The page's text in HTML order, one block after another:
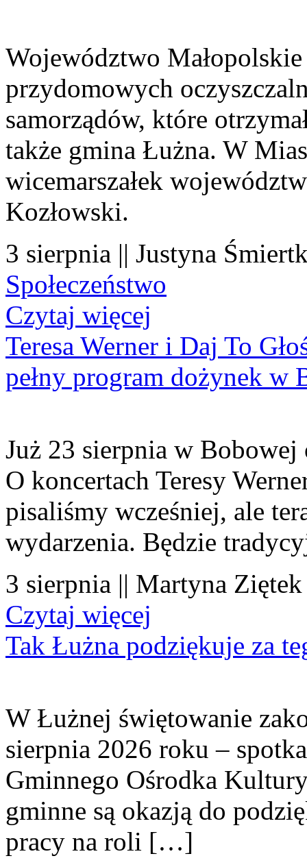
Województwo
przydomowych
samorządów, które
także gmina Łużna. W
wicemarszałek
Kozłowski.
3 sierpnia || Justyna
Społeczeństwo
Czytaj więcej
Teresa Werner i Daj To
pełny program dożynek w
Już 23 sierpnia w
O koncertach Teresy
pisaliśmy wcześniej, ale
wydarzenia. Będzie
3 sierpnia || Martyna
Czytaj więcej
Tak Łużna podziękuje za
W Łużnej świętowanie
sierpnia 2026 roku –
Gminnego Ośrodka
gminne są okazją do
pracy na roli […]